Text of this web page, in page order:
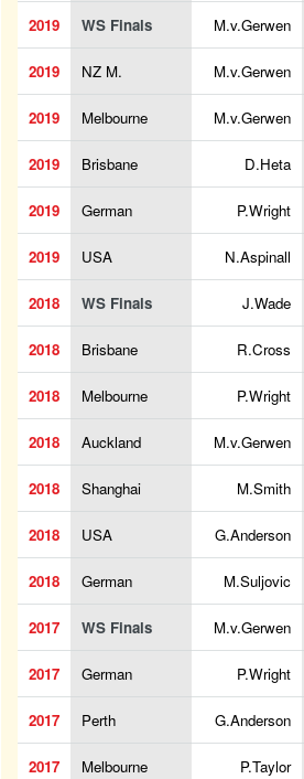
2019 WS Finals M.v.Gerwen
2019 NZ M. M.v.Gerwen
2019 Melbourne M.v.Gerwen
2019 Brisbane D.Heta
2019 German P.Wright
2019 USA N.Aspinall
2018 WS Finals J.Wade
2018 Brisbane R.Cross
2018 Melbourne P.Wright
2018 Auckland M.v.Gerwen
2018 Shanghai M.Smith
2018 USA G.Anderson
2018 German M.Suljovic
2017 WS Finals M.v.Gerwen
2017 German P.Wright
2017 Perth G.Anderson
2017 Melbourne P.Taylor